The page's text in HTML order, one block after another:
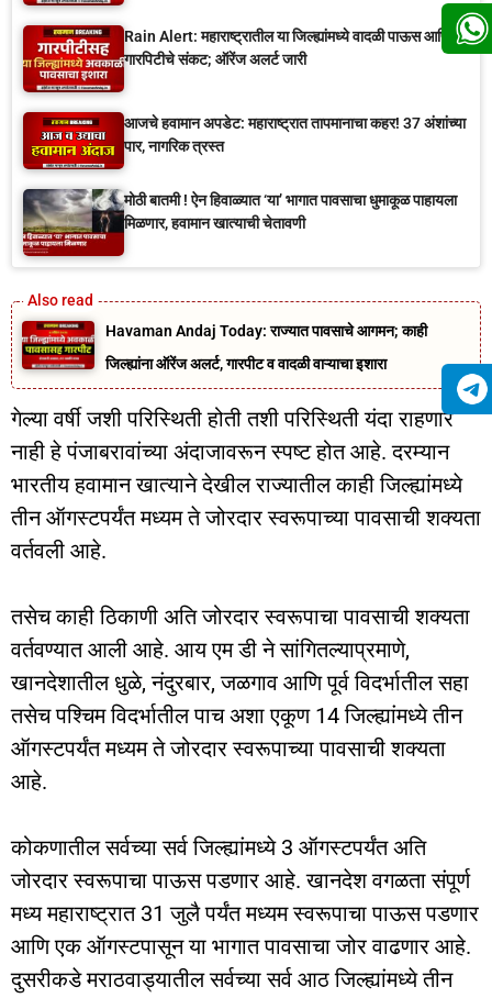
Rain Alert: महाराष्ट्रातील या जिल्ह्यांमध्ये वादळी पाऊस आणि
गारपिटीचे संकट; ऑरेंज अलर्ट जारी
आजचे हवामान अपडेट: महाराष्ट्रात तापमानाचा कहर! 37 अंशांच्या
पार, नागरिक त्रस्त
मोठी बातमी ! ऐन हिवाळ्यात ‘या’ भागात पावसाचा धुमाकूळ पाहायला
मिळणार, हवामान खात्याची चेतावणी
Havaman Andaj Today: राज्यात पावसाचे आगमन; काही
जिल्ह्यांना ऑरेंज अलर्ट, गारपीट व वादळी वाऱ्याचा इशारा
गेल्या वर्षी जशी परिस्थिती होती तशी परिस्थिती यंदा राहणार
नाही हे पंजाबरावांच्या अंदाजावरून स्पष्ट होत आहे. दरम्यान
भारतीय हवामान खात्याने देखील राज्यातील काही जिल्ह्यांमध्ये
तीन ऑगस्टपर्यंत मध्यम ते जोरदार स्वरूपाच्या पावसाची शक्यता
वर्तवली आहे.
तसेच काही ठिकाणी अति जोरदार स्वरूपाचा पावसाची शक्यता
वर्तवण्यात आली आहे. आय एम डी ने सांगितल्याप्रमाणे,
खानदेशातील धुळे, नंदुरबार, जळगाव आणि पूर्व विदर्भातील सहा
तसेच पश्चिम विदर्भातील पाच अशा एकूण 14 जिल्ह्यांमध्ये तीन
ऑगस्टपर्यंत मध्यम ते जोरदार स्वरूपाच्या पावसाची शक्यता
आहे.
कोकणातील सर्वच्या सर्व जिल्ह्यांमध्ये 3 ऑगस्टपर्यंत अति
जोरदार स्वरूपाचा पाऊस पडणार आहे. खानदेश वगळता संपूर्ण
मध्य महाराष्ट्रात 31 जुलै पर्यंत मध्यम स्वरूपाचा पाऊस पडणार
आणि एक ऑगस्टपासून या भागात पावसाचा जोर वाढणार आहे.
दुसरीकडे मराठवाड्यातील सर्वच्या सर्व आठ जिल्ह्यांमध्ये तीन